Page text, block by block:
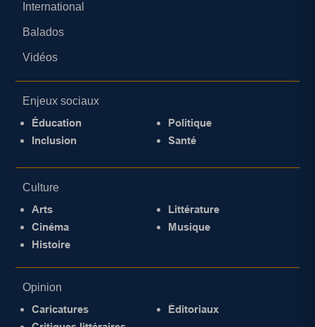
International
Balados
Vidéos
Enjeux sociaux
Éducation
Inclusion
Politique
Santé
Culture
Arts
Cinéma
Histoire
Littérature
Musique
Opinion
Caricatures
Éditoriaux